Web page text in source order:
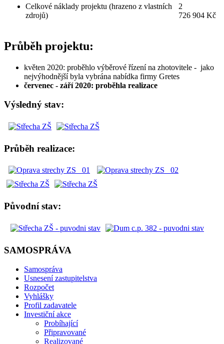
Celkové náklady projektu (hrazeno z vlastních
zdrojů)
2
726 904 Kč
Průběh projektu:
květen 2020: proběhlo výběrové řízení na zhotovitele - jako
nejvýhodnější byla vybrána nabídka firmy Gretes
červenec - září 2020: proběhla realizace
Výsledný stav:
Průběh realizace:
Původní stav:
SAMOSPRÁVA
Samospráva
Usnesení zastupitelstva
Rozpočet
Vyhlášky
Profil zadavatele
Investiční akce
Probíhající
Připravované
Realizované